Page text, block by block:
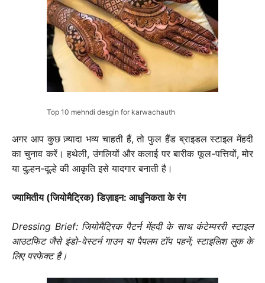
Top 10 mehndi desgin for karwachauth
अगर आप कुछ ज़्यादा भव्य चाहती हैं, तो फुल हैंड ब्राइडल स्टाइल मेंहदी
का चुनाव करें। हथेली, उंगलियों और कलाई पर बारीक फूल-पत्तियों, मोर
या दुल्हन-दूल्हे की आकृति इसे यादगार बनाती है।
ज्यामितीय (जियोमैट्रिक) डिज़ाइन: आधुनिकता के रंग
Dressing Brief: जियोमैट्रिक पैटर्न मेंहदी के साथ कंटेम्पररी स्टाइल
आउटफिट जैसे इंडो-वेस्टर्न गाउन या पैपलम टॉप पहनें; स्टाइलिश लुक के
लिए परफेक्ट है।